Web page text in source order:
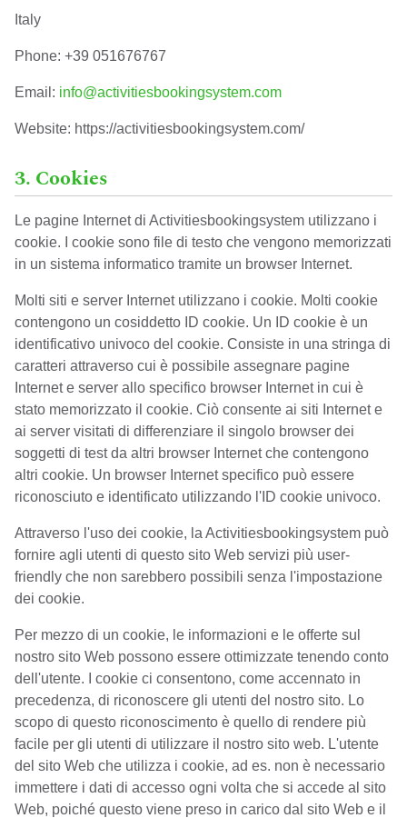
Italy
Phone: +39 051676767
Email: info@activitiesbookingsystem.com
Website: https://activitiesbookingsystem.com/
3. Cookies
Le pagine Internet di Activitiesbookingsystem utilizzano i
cookie. I cookie sono file di testo che vengono memorizzati
in un sistema informatico tramite un browser Internet.
Molti siti e server Internet utilizzano i cookie. Molti cookie
contengono un cosiddetto ID cookie. Un ID cookie è un
identificativo univoco del cookie. Consiste in una stringa di
caratteri attraverso cui è possibile assegnare pagine
Internet e server allo specifico browser Internet in cui è
stato memorizzato il cookie. Ciò consente ai siti Internet e
ai server visitati di differenziare il singolo browser dei
soggetti di test da altri browser Internet che contengono
altri cookie. Un browser Internet specifico può essere
riconosciuto e identificato utilizzando l'ID cookie univoco.
Attraverso l'uso dei cookie, la Activitiesbookingsystem può
fornire agli utenti di questo sito Web servizi più user-
friendly che non sarebbero possibili senza l'impostazione
dei cookie.
Per mezzo di un cookie, le informazioni e le offerte sul
nostro sito Web possono essere ottimizzate tenendo conto
dell'utente. I cookie ci consentono, come accennato in
precedenza, di riconoscere gli utenti del nostro sito. Lo
scopo di questo riconoscimento è quello di rendere più
facile per gli utenti di utilizzare il nostro sito web. L'utente
del sito Web che utilizza i cookie, ad es. non è necessario
immettere i dati di accesso ogni volta che si accede al sito
Web, poiché questo viene preso in carico dal sito Web e il